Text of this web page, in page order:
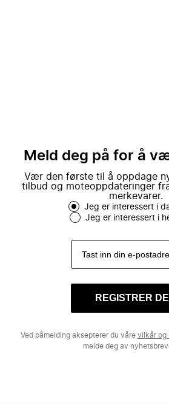
Meld deg på for å
Vær den første til å oppdage
tilbud og moteoppdateringer
merkevarer.
Jeg er interessert i
Jeg er interessert i
REGISTRER
Ved påmelding aksepterer du våre vilkår og
melde deg av